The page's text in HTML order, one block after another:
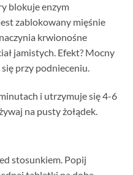
blokuje enzym
zablokowany mięśnie
krwionośne
jamistych. Efekt? Mocny
przy podnieceniu.
i utrzymuje się 4-6
na pusty żołądek.
stosunkiem. Popij